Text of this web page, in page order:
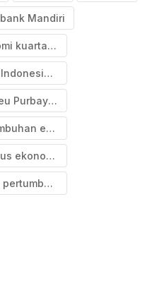
bank Mandiri
ekonomi kuartal IV 2025
fiskal Indonesia 2025
Menkeu Purbaya Yudhi Sadewa
pertumbuhan ekonomi Indonesia 2025
stimulus ekonomi pemerintah
target pertumbuhan ekonomi 5